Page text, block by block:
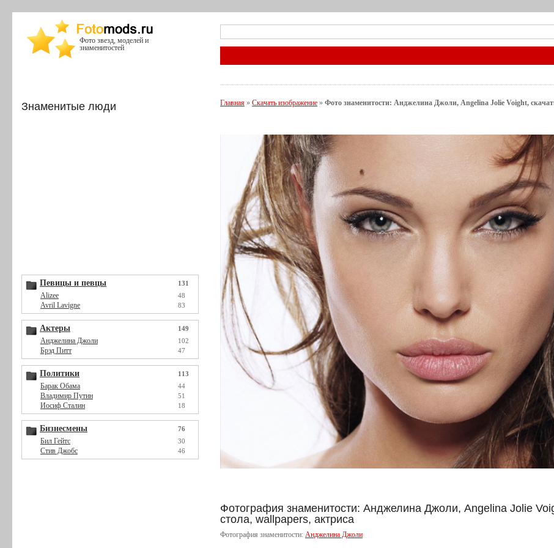
Фото звезд, моделей и
знаменитостей
Знаменитые люди
Певицы и певцы 131
Alizee 48
Avril Lavigne 83
Актеры 149
Анджелина Джоли 102
Брэд Питт 47
Политики 113
Барак Обама 44
Владимир Путин 51
Иосиф Сталин 18
Бизнесмены 76
Бил Гейтс 30
Стив Джобс 46
Главная » Скачать изображение » Фото знаменитости: Анджелина Джоли, Angelina Jolie Voight,
Фотография знаменитости: Анджелина Джоли, Angelina Jolie
стола, wallpapers, актриса
Фотография знаменитости: Анджелина Джоли